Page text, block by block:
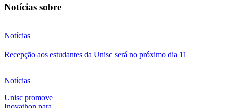
Notícias sobre
Notícias
Recepção aos estudantes da Unisc será no próximo dia 11
Notícias
Unisc promove